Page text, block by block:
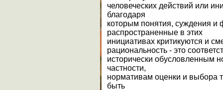
человеческих действий или
благодаря
которым понятия, суждения
распространенные в этих
инициативах критикуются и
рациональность - это
исторически обусловленным
частности,
нормативам оценки и выбора
быть